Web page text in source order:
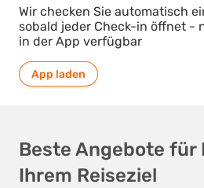
Wir checken Sie automatisch
sobald jeder Check-in öffnet -
in der App verfügbar
App laden
Beste Angebote für
Ihrem Reiseziel